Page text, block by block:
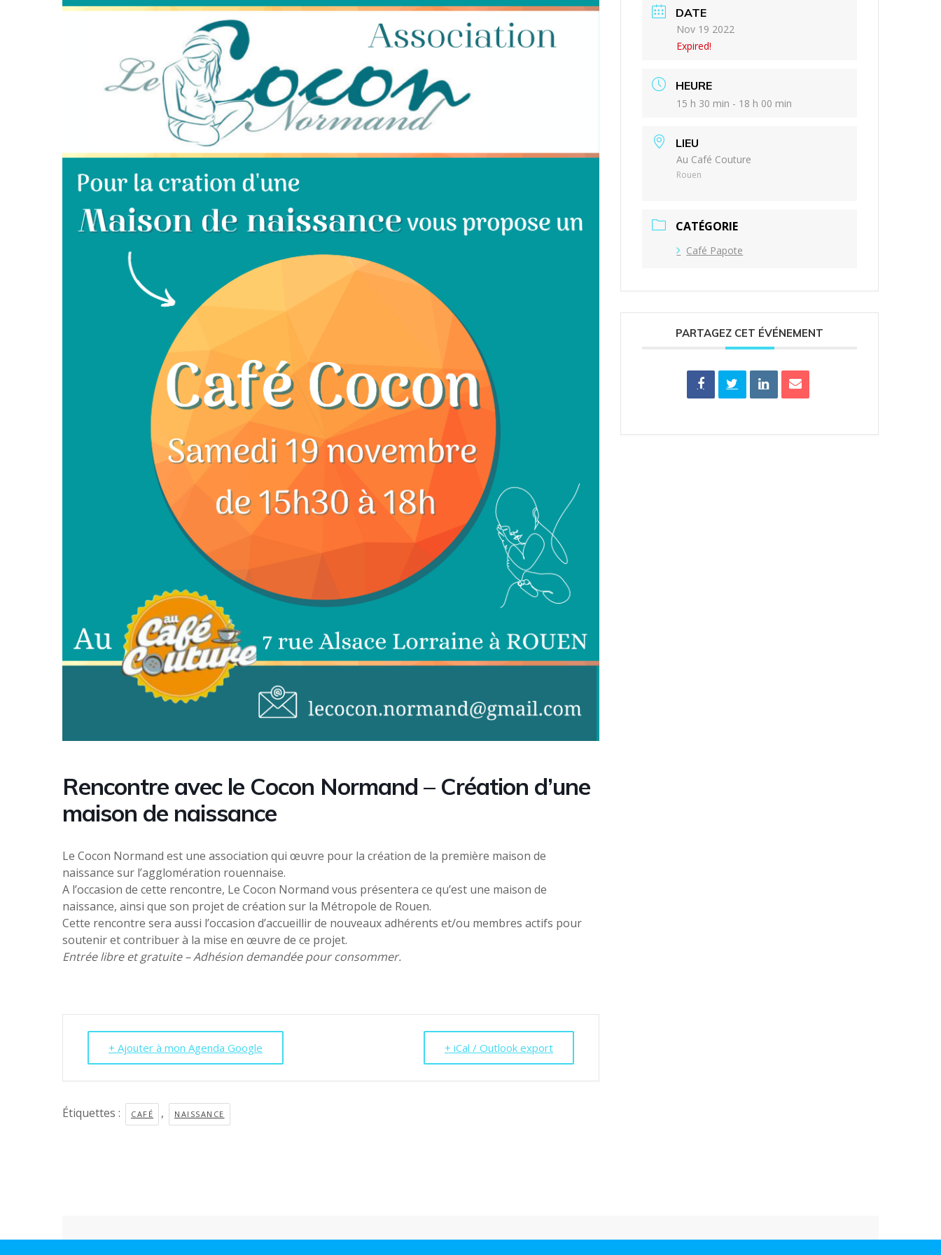
Rencontre avec le Cocon Normand – Création d’une
maison de naissance
Le Cocon Normand est une association qui œuvre pour la création de la première maison de
naissance sur l’agglomération rouennaise.
A l’occasion de cette rencontre, Le Cocon Normand vous présentera ce qu’est une maison de
naissance, ainsi que son projet de création sur la Métropole de Rouen.
Cette rencontre sera aussi l’occasion d’accueillir de nouveaux adhérents et/ou membres actifs pour
soutenir et contribuer à la mise en œuvre de ce projet.
Entrée libre et gratuite – Adhésion demandée pour consommer.
+ Ajouter à mon Agenda Google + iCal / Outlook export
Étiquettes : CAFÉ , NAISSANCE
DATE
Nov 19 2022
Expired!
HEURE
15 h 30 min - 18 h 00 min
LIEU
Au Café Couture
Rouen
CATÉGORIE
Café Papote
PARTAGEZ CET ÉVÉNEMENT